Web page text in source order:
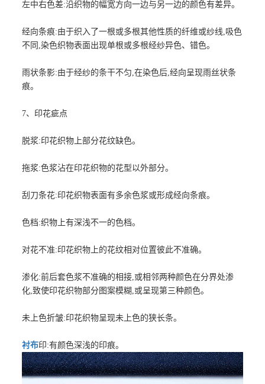
左中右色差:沿织物的幅宽方向一边与另一边的颜色有差异。
经向条痕:由于织入了一根或多根其他性质的纤维或纱线,吸色
不同,染色织物表面出现单根或多根经纱异色、错色。
雨状条影:由于经纱的条干不匀,在染色后,经向呈现雨丝状条
痕。
7、印花疵点
脱浆:印花织物上部分花纹缺色。
拖浆:色浆沾在印花织物的花型以外部分。
刮刀条花:印花织物表面有多余色浆或形成经向条痕。
色档:织物上有深浅不一的色档。
对花不准:印花织物上的花纹相对位置彼此不准确。
渗化:前后套色浆不准确的相接,或相邻两种颜色在分界处渗
化,致使印花织物部分图案模糊,或呈现第三种颜色。
未上色折皱:印花织物呈现未上色的狭长条。
衬布印:有颜色深浅的印痕。